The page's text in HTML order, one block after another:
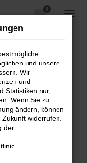
0
können:
deine
Beispiel deine
und unsere
Wir
und
Statistiken nur,
Wenn Sie zu
ändern, können
widerrufen.
der